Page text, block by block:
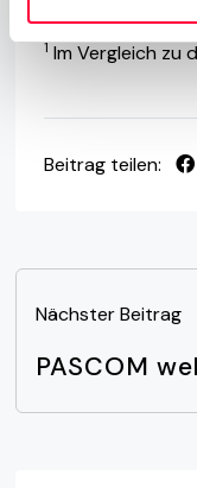
1 Im Vergleich zu
Beitrag teilen:
Nächster Beitrag
PASCOM